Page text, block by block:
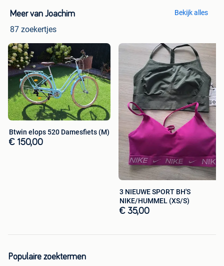
Meer van Joachim
87 zoekertjes
Bekijk alles
Btwin elops 520 Damesfiets (M)
€ 150,00
3 NIEUWE SPORT BH'S
NIKE/HUMMEL (XS/S)
€ 35,00
Populaire zoektermen